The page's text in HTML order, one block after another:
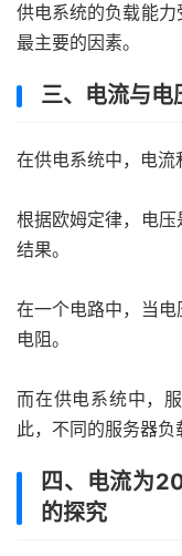
供电系统的负载能
最主要的因素。
三、电流与电
在供电系统中，电流
根据欧姆定律，电
结果。
在一个电路中，当
电阻。
而在供电系统中，
此，不同的服务器负
四、电流为
的探究